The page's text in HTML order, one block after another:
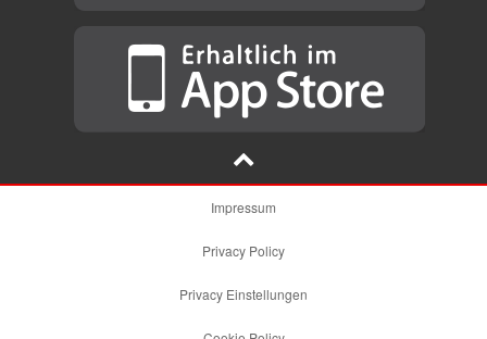
Impressum
Privacy Policy
Privacy Einstellungen